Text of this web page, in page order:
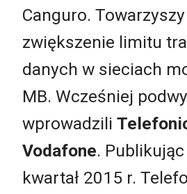
Canguro.
zwiększenie limitu
danych w sieciach
MB. Wcześniej
wprowadzili
Vodafone.
kwartał 2015 r.